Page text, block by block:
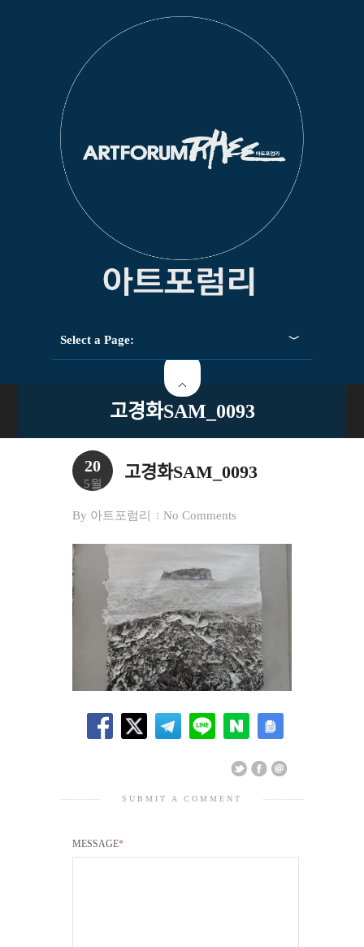
Select a Page:
고경화SAM_0093
20
5월
고경화SAM_0093
By 아트포럼리 No Comments
SUBMIT A COMMENT
MESSAGE*